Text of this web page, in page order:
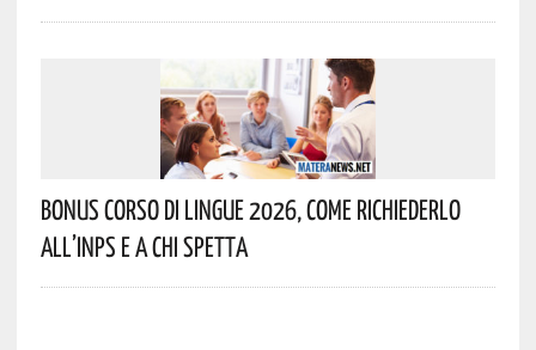
Bonus Corso Di Lingue 2026, Come Richiederlo
All’INPS E A Chi Spetta